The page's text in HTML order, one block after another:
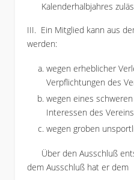
Kalenderhalbjahres
III. Ein Mitglied kann aus
werden:
wegen erheblicher
Verpflichtungen des
wegen eines
Interessen des
wegen groben
Über den Ausschluß
dem Ausschluß hat er dem